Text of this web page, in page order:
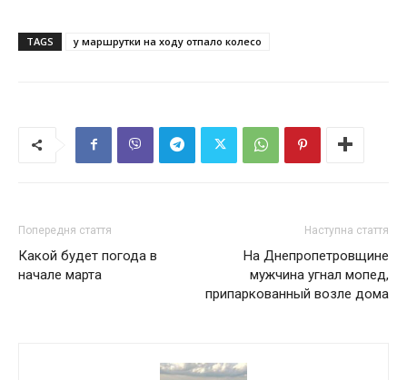
TAGS у маршрутки на ходу отпало колесо
Попередня стаття
Какой будет погода в
начале марта
Наступна стаття
На Днепропетровщине
мужчина угнал мопед,
припаркованный возле дома